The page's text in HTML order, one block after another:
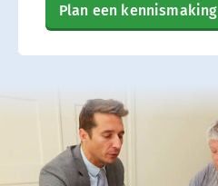
Plan een kennismaking